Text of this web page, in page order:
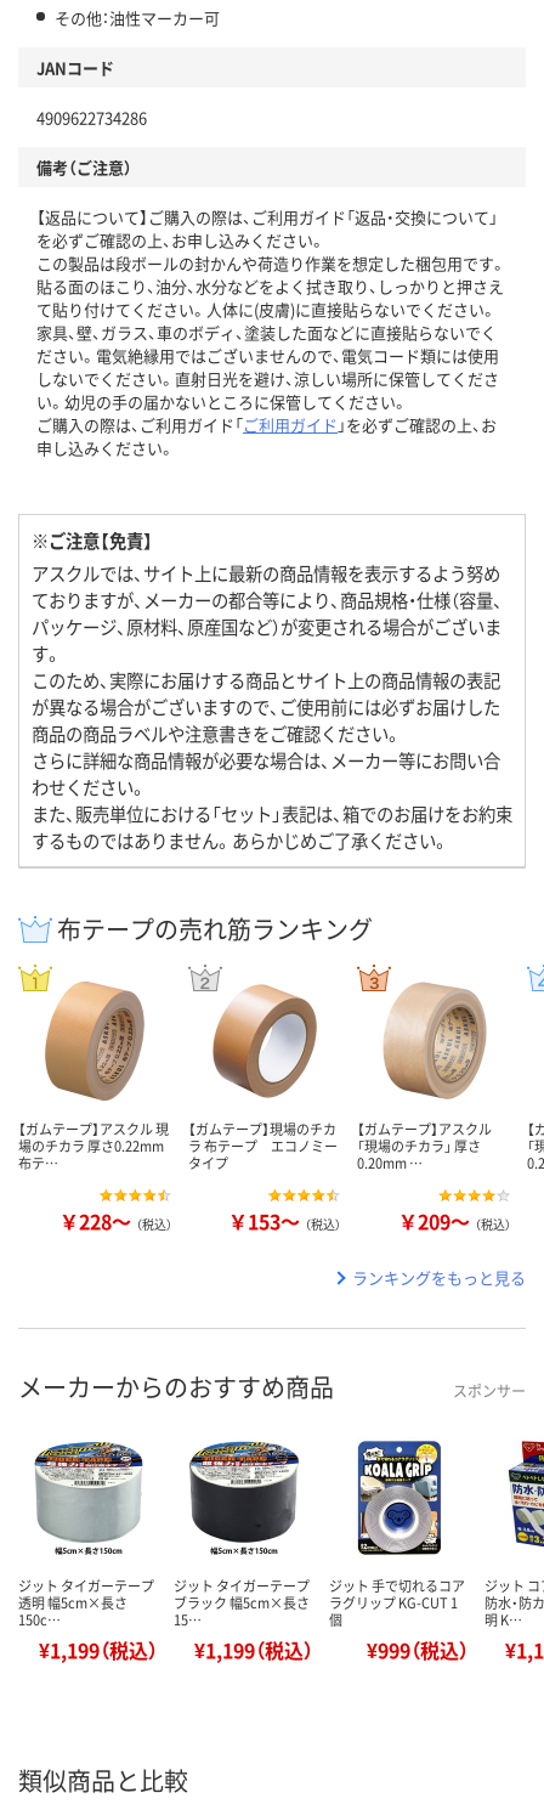
その他：油性マーカー可
JANコード
4909622734286
備考（ご注意）
【返品について】ご購入の際は、ご利用ガイド「返品・交換について」
を必ずご確認の上、お申し込みください。
この製品は段ボールの封かんや荷造り作業を想定した梱包用です。
貼る面のほこり、油分、水分などをよく拭き取り、しっかりと押さえ
て貼り付けてください。人体に(皮膚)に直接貼らないでください。
家具、壁、ガラス、車のボディ、塗装した面などに直接貼らないでく
ださい。電気絶縁用ではございませんので、電気コード類には使用
しないでください。直射日光を避け、涼しい場所に保管してくださ
い。幼児の手の届かないところに保管してください。
ご購入の際は、ご利用ガイド「ご利用ガイド 」を必ずご確認の上、お
申し込みください。
※ご注意【免責】
アスクルでは、サイト上に最新の商品情報を表示するよう努め
ておりますが、メーカーの都合等により、商品規格・仕様（容量、
パッケージ、原材料、原産国など）が変更される場合がございま
す。
このため、実際にお届けする商品とサイト上の商品情報の表記
が異なる場合がございますので、ご使用前には必ずお届けした
商品の商品ラベルや注意書きをご確認ください。
さらに詳細な商品情報が必要な場合は、メーカー等にお問い合
わせください。
また、販売単位における「セット」表記は、箱でのお届けをお約束
するものではありません。あらかじめご了承ください。
布テープの売れ筋ランキング
【ガムテープ】アスクル 現
場のチカラ 厚さ0.22mm
布テ…
￥228～ （税込）
【ガムテープ】現場のチカ
ラ 布テープ エコノミー
タイプ
￥153～ （税込）
【ガムテープ】アスクル
「現場のチカラ」 厚さ
0.20mm …
￥209～ （税込）
ランキングをもっと見る
メーカーからのおすすめ商品 スポンサー
ジット タイガーテープ
透明 幅5cm×長さ
150c…
¥1,199（税込）
ジット タイガーテープ
ブラック 幅5cm×長さ
15…
¥1,199（税込）
ジット 手で切れるコア
ラグリップ KG-CUT 1
個
¥999（税込）
ジット
防水・防
明 K…
類似商品と比較